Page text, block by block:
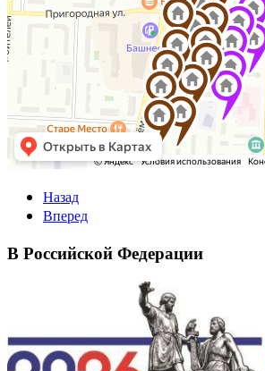
Назад
Вперед
В Российской Федерации